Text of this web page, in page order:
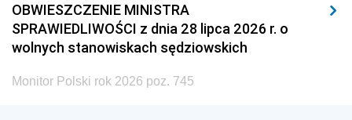
OBWIESZCZENIE MINISTRA
SPRAWIEDLIWOŚCI z dnia 28 lipca 2026 r. o
wolnych stanowiskach sędziowskich
Monitor Polski rok 2026 poz. 745